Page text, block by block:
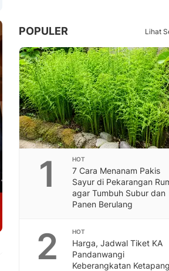
POPULER Lihat
1 HOT
7 Cara Menanam Pakis
Sayur di Pekarangan
agar Tumbuh Subur dan
Panen Berulang
2 HOT
Harga, Jadwal Tiket KA
Pandanwangi
Keberangkatan